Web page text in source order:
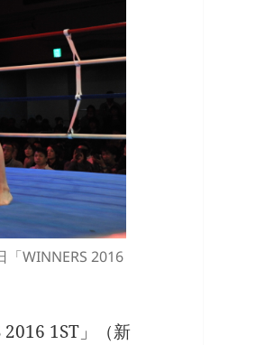
WINNERS 2016
1ST」（新